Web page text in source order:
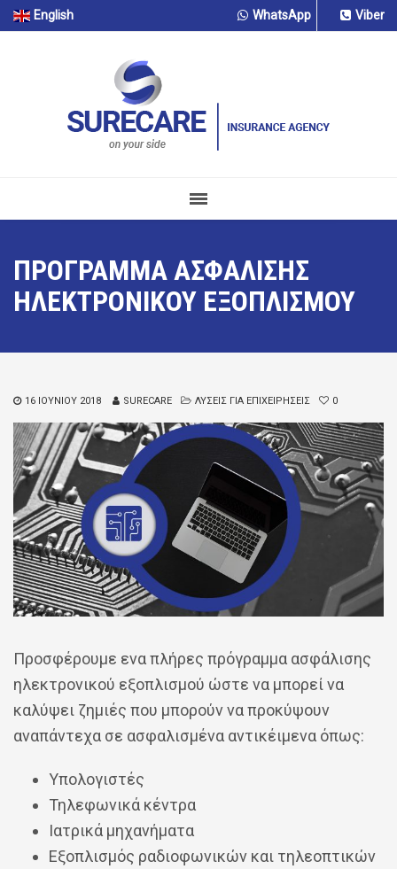
English WhatsApp Viber
ΠΡΟΓΡΑΜΜΑ ΑΣΦΑΛΙΣΗΣ
ΗΛΕΚΤΡΟΝΙΚΟΥ ΕΞΟΠΛΙΣΜΟΥ
16 ΙΟΥΝΊΟΥ 2018 SURECARE ΛΥΣΕΙΣ ΓΙΑ ΕΠΙΧΕΙΡΗΣΕΙΣ 0
Προσφέρουμε ενα πλήρες πρόγραμμα ασφάλισης
ηλεκτρονικού εξοπλισμού ώστε να μπορεί να
καλύψει ζημιές που μπορούν να προκύψουν
αναπάντεχα σε ασφαλισμένα αντικέιμενα όπως:
Υπολογιστές
Τηλεφωνικά κέντρα
Ιατρικά μηχανήματα
Εξοπλισμός ραδιοφωνικών και τηλεοπτικών